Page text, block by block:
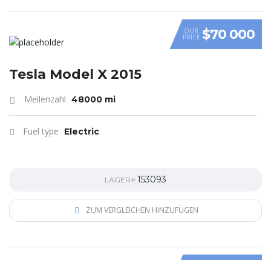
OUR
PRICE $70 000
Tesla Model X 2015
Meilenzahl 48000 mi
Fuel type Electric
LAGER# 153093
ZUM VERGLEICHEN HINZUFÜGEN